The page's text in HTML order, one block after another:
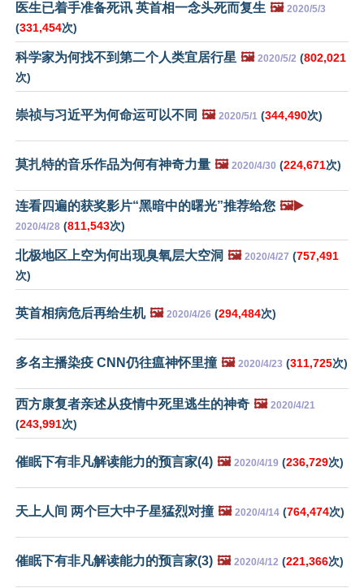
医生已着手准备死讯 英首相一念头死而复生 🖼️ 2020/5/3
(331,454次)
科学家为何找不到第二个人类宜居行星 🖼️ 2020/5/2 (802,021
次)
崇祯与习近平为何命运可以不同 🖼️ 2020/5/1 (344,490次)
莫扎特的音乐作品为何有神奇力量 🖼️ 2020/4/30 (224,671次)
连看四遍的获奖影片“黑暗中的曙光”推荐给您 🖼️▶️
2020/4/28 (811,543次)
北极地区上空为何出现臭氧层大空洞 🖼️ 2020/4/27 (757,491
次)
英首相病危后再给生机 🖼️ 2020/4/26 (294,484次)
多名主播染疫 CNN仍往瘟神怀里撞 🖼️ 2020/4/23 (311,725次)
西方康复者亲述从疫情中死里逃生的神奇 🖼️ 2020/4/21
(243,991次)
催眠下有非凡解读能力的预言家(4) 🖼️ 2020/4/19 (236,729次)
天上人间 两个巨大中子星猛烈对撞 🖼️ 2020/4/14 (764,474次)
催眠下有非凡解读能力的预言家(3) 🖼️ 2020/4/12 (221,366次)